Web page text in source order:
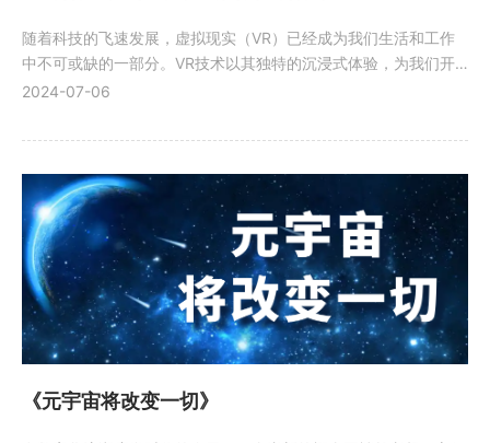
随着科技的飞速发展，虚拟现实（VR）已经成为我们生活和工作
中不可或缺的一部分。VR技术以其独特的沉浸式体验，为我们开
辟了一个新的世界，使得我们可以以崭新的方式感知、互动和体
2024-07-06
《元宇宙将改变一切》